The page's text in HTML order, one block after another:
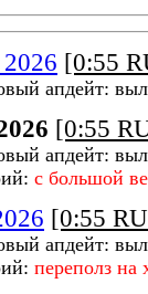
[0:55
апдейт:
[0:55
апдейт:
с большой
[0:55
апдейт:
переполз на